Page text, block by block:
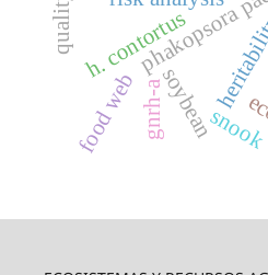
soybean
h. contortus
snook
gnrh-a
food web